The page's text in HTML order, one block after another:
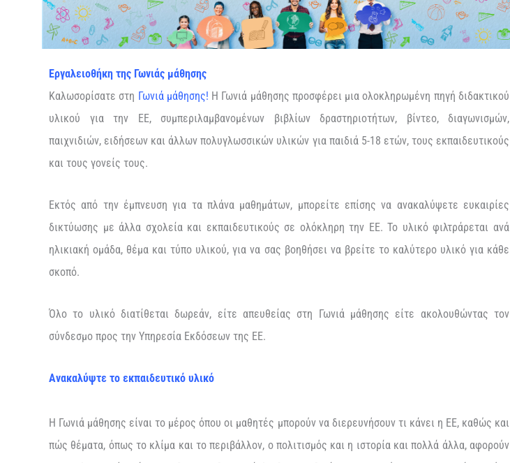
Εργαλειοθήκη της Γωνιάς μάθησης
Καλωσορίσατε στη Γωνιά μάθησης! Η Γωνιά μάθησης προσφέρει μια ολοκληρωμένη πηγή διδακτικού
υλικού για την ΕΕ, συμπεριλαμβανομένων βιβλίων δραστηριοτήτων, βίντεο, διαγωνισμών,
παιχνιδιών, ειδήσεων και άλλων πολυγλωσσικών υλικών για παιδιά 5-18 ετών, τους εκπαιδευτικούς
και τους γονείς τους.
Εκτός από την έμπνευση για τα πλάνα μαθημάτων, μπορείτε επίσης να ανακαλύψετε ευκαιρίες
δικτύωσης με άλλα σχολεία και εκπαιδευτικούς σε ολόκληρη την ΕΕ. Το υλικό φιλτράρεται ανά
ηλικιακή ομάδα, θέμα και τύπο υλικού, για να σας βοηθήσει να βρείτε το καλύτερο υλικό για κάθε
σκοπό.
Όλο το υλικό διατίθεται δωρεάν, είτε απευθείας στη Γωνιά μάθησης είτε ακολουθώντας τον
σύνδεσμο προς την Υπηρεσία Εκδόσεων της ΕΕ.
Ανακαλύψτε το εκπαιδευτικό υλικό
Η Γωνιά μάθησης είναι το μέρος όπου οι μαθητές μπορούν να διερευνήσουν τι κάνει η ΕΕ, καθώς και
πώς θέματα, όπως το κλίμα και το περιβάλλον, ο πολιτισμός και η ιστορία και πολλά άλλα, αφορούν